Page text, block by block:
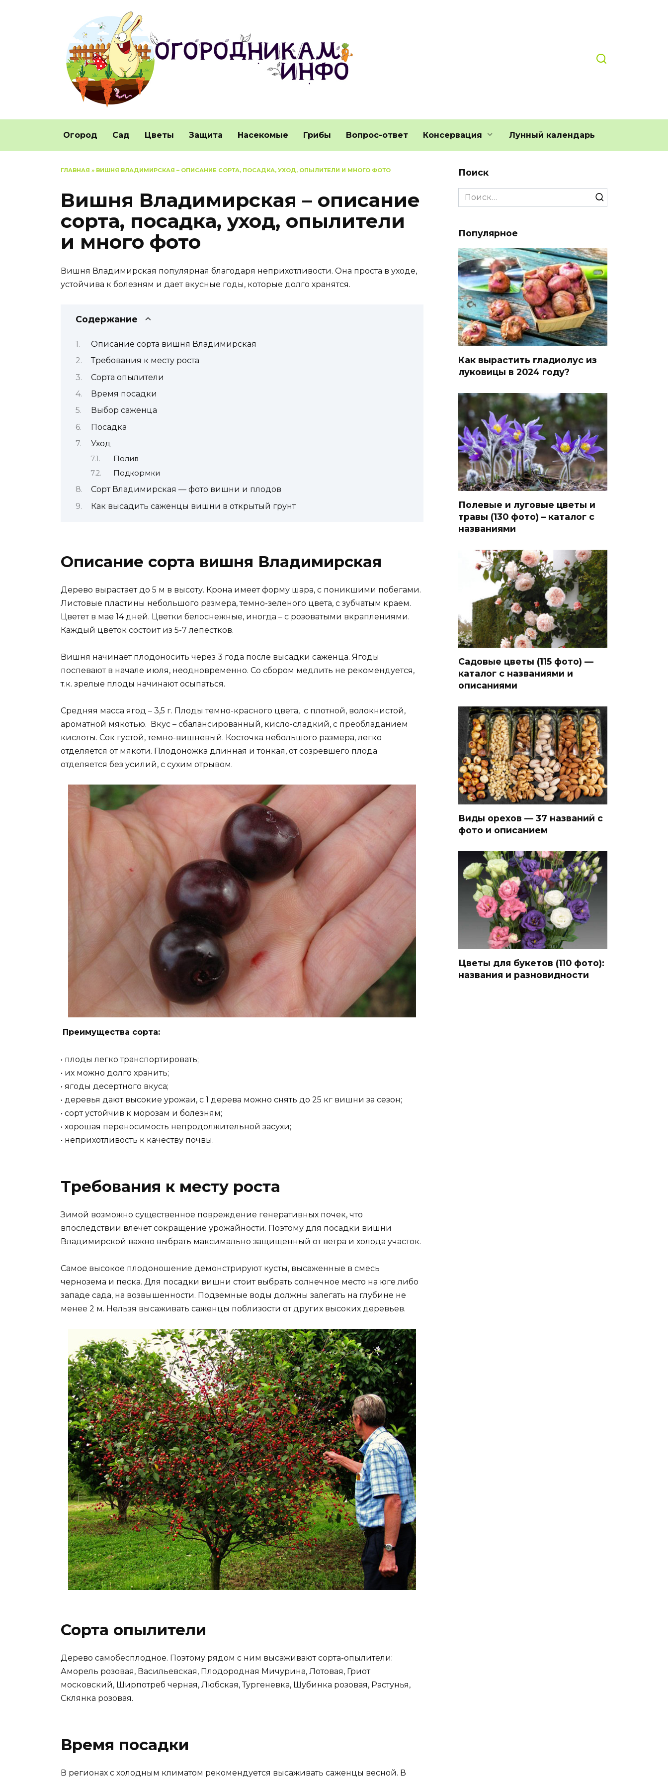
Огород Сад Цветы Защита Насекомые Грибы Вопрос-ответ Консервация Лунный календарь
ГЛАВНАЯ » ВИШНЯ ВЛАДИМИРСКАЯ – ОПИСАНИЕ СОРТА, ПОСАДКА, УХОД, ОПЫЛИТЕЛИ И МНОГО ФОТО
Вишня Владимирская – описание
сорта, посадка, уход, опылители
и много фото
Вишня Владимирская популярная благодаря неприхотливости. Она проста в уходе,
устойчива к болезням и дает вкусные годы, которые долго хранятся.
Содержание
Описание сорта вишня Владимирская
Требования к месту роста
Сорта опылители
Время посадки
Выбор саженца
Посадка
Уход
Полив
Подкормки
Сорт Владимирская — фото вишни и плодов
Как высадить саженцы вишни в открытый грунт
Описание сорта вишня Владимирская
Дерево вырастает до 5 м в высоту. Крона имеет форму шара, с поникшими побегами.
Листовые пластины небольшого размера, темно-зеленого цвета, с зубчатым краем.
Цветет в мае 14 дней. Цветки белоснежные, иногда – с розоватыми вкраплениями.
Каждый цветок состоит из 5-7 лепестков.
Вишня начинает плодоносить через 3 года после высадки саженца. Ягоды
поспевают в начале июля, неодновременно. Со сбором медлить не рекомендуется,
т.к. зрелые плоды начинают осыпаться.
Средняя масса ягод – 3,5 г. Плоды темно-красного цвета, с плотной, волокнистой,
ароматной мякотью. Вкус – сбалансированный, кисло-сладкий, с преобладанием
кислоты. Сок густой, темно-вишневый. Косточка небольшого размера, легко
отделяется от мякоти. Плодоножка длинная и тонкая, от созревшего плода
отделяется без усилий, с сухим отрывом.
Преимущества сорта:
• плоды легко транспортировать;
• их можно долго хранить;
• ягоды десертного вкуса;
• деревья дают высокие урожаи, с 1 дерева можно снять до 25 кг вишни за сезон;
• сорт устойчив к морозам и болезням;
• хорошая переносимость непродолжительной засухи;
• неприхотливость к качеству почвы.
Требования к месту роста
Зимой возможно существенное повреждение генеративных почек, что
впоследствии влечет сокращение урожайности. Поэтому для посадки вишни
Владимирской важно выбрать максимально защищенный от ветра и холода участок.
Самое высокое плодоношение демонстрируют кусты, высаженные в смесь
чернозема и песка. Для посадки вишни стоит выбрать солнечное место на юге либо
западе сада, на возвышенности. Подземные воды должны залегать на глубине не
менее 2 м. Нельзя высаживать саженцы поблизости от других высоких деревьев.
Сорта опылители
Дерево самобесплодное. Поэтому рядом с ним высаживают сорта-опылители:
Аморель розовая, Васильевская, Плодородная Мичурина, Лотовая, Гриот
московский, Ширпотреб черная, Любская, Тургеневка, Шубинка розовая, Растунья,
Склянка розовая.
Время посадки
В регионах с холодным климатом рекомендуется высаживать саженцы весной. В
Поиск
Search
for:
Популярное
Как вырастить гладиолус из
луковицы в 2024 году?
Полевые и луговые цветы и
травы (130 фото) – каталог с
названиями
Садовые цветы (115 фото) —
каталог с названиями и
описаниями
Виды орехов — 37 названий с
фото и описанием
Цветы для букетов (110 фото):
названия и разновидности